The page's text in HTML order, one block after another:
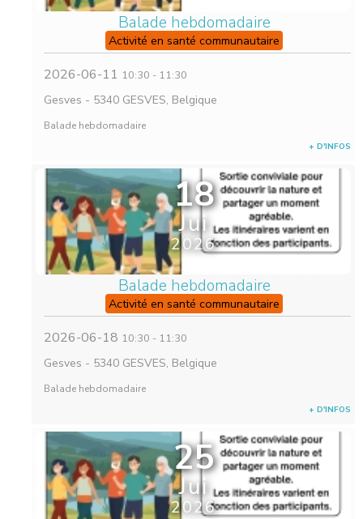
Balade hebdomadaire
Activité en santé communautaire
2026-06-11 10:30 - 11:30
Gesves - 5340 GESVES, Belgique
Balade hebdomadaire
+ D'INFOS
18
Jui
2026
Balade hebdomadaire
Activité en santé communautaire
2026-06-18 10:30 - 11:30
Gesves - 5340 GESVES, Belgique
Balade hebdomadaire
+ D'INFOS
25
Jui
2026